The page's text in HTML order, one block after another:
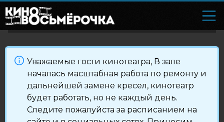
Уважаемые гости кинотеатра, В зале
началась масштабная работа по ремонту и
дальнейшей замене кресел, кинотеатр
будет работать, но не каждый день.
Следите пожалуйста за расписанием на